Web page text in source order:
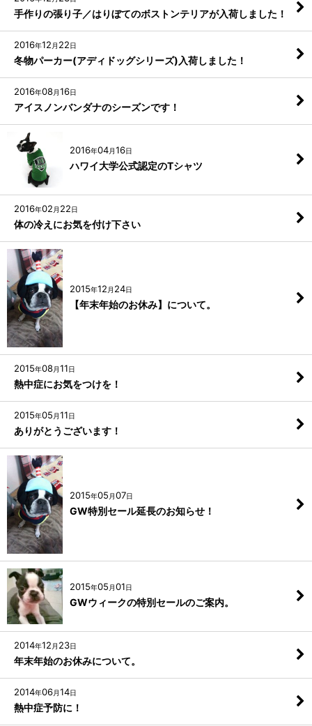
手作りの張り子／はりぼてのボストンテリアが入荷しました！
2016年12 月 22日
冬物パーカー(アディドッグシリーズ)入荷しました！
2016年08月16日
アイスノンバンダナのシーズンです！
2016年04月16日
ハワイ大学公式認定のTシャツ
2016年02 月 22日
体の冷えにお気を付け下さい
2015年12 月 24日
【年末年始のお休み】について。
2015年08月11日
熱中症にお気をつけを！
2015年05 月11日
ありがとうございます！
2015年05 月07日
GW特別セール延長のお知らせ！
2015年05 月01日
GWウィークの特別セールのご案内。
2014年12 月 23日
年末年始のお休みについて。
2014年06月14日
熱中症予防に！